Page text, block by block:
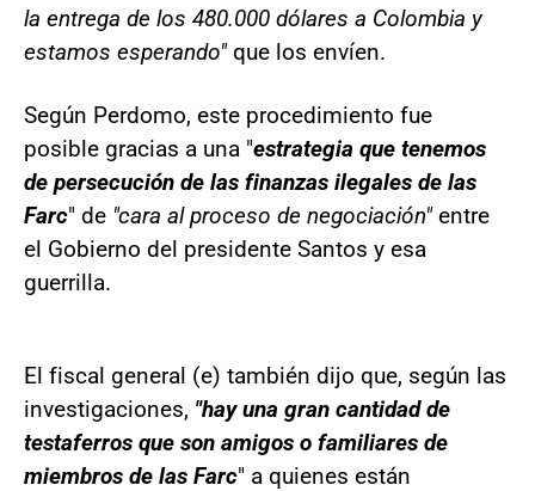
la entrega de los 480.000 dólares a Colombia y
estamos esperando"que los envíen.
Según Perdomo, este procedimiento fue
posible gracias a una "estrategia que tenemos
de persecución de las finanzas ilegales de las
Farc" de "cara al proceso de negociación"entre
el Gobierno del presidente Santos y esa
guerrilla.
El fiscal general (e) también dijo que, según las
investigaciones, "hay una gran cantidad de
testaferros que son amigos o familiares de
miembros de las Farc" a quienes están